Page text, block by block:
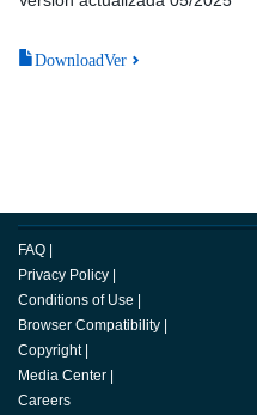
DownloadVer
FAQ
Privacy Policy
Conditions of Use
Browser Compatibility
Copyright
Media Center
Careers